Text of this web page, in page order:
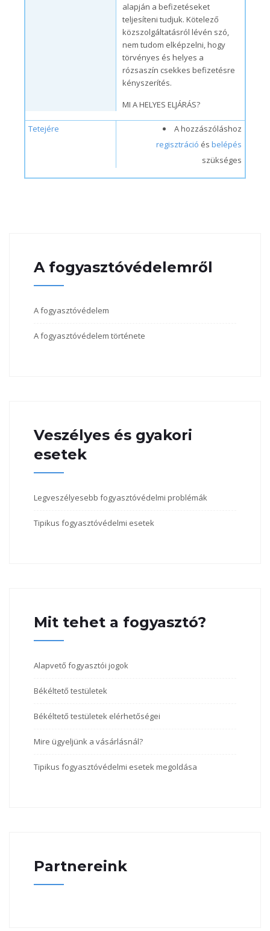
alapján a befizetéseket
teljesíteni tudjuk. Kötelező
közszolgáltatásról lévén szó,
nem tudom elképzelni, hogy
törvényes és helyes a
rózsaszín csekkes befizetésre
kényszerítés.
MI A HELYES ELJÁRÁS?
Tetejére
A hozzászóláshoz
regisztráció és belépés
szükséges
A fogyasztóvédelemről
A fogyasztóvédelem
A fogyasztóvédelem története
Veszélyes és gyakori
esetek
Legveszélyesebb fogyasztóvédelmi problémák
Tipikus fogyasztóvédelmi esetek
Mit tehet a fogyasztó?
Alapvető fogyasztói jogok
Békéltető testületek
Békéltető testületek elérhetőségei
Mire ügyeljünk a vásárlásnál?
Tipikus fogyasztóvédelmi esetek megoldása
Partnereink